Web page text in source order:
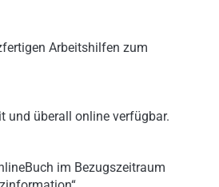
Arbeitshilfen zum
und überall online verfügbar.
im Bezugszeitraum